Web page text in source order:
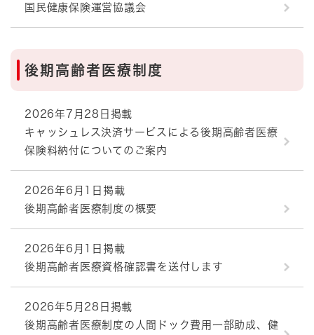
国民健康保険運営協議会
後期高齢者医療制度
2026年7月28日掲載
キャッシュレス決済サービスによる後期高齢者医療
保険料納付についてのご案内
2026年6月1日掲載
後期高齢者医療制度の概要
2026年6月1日掲載
後期高齢者医療資格確認書を送付します
2026年5月28日掲載
後期高齢者医療制度の人間ドック費用一部助成、健